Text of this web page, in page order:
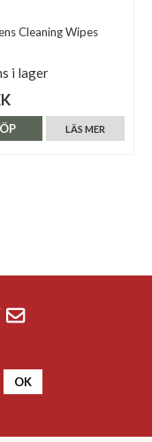
Cleaning Wipes
i lager
LÄS MER
OK